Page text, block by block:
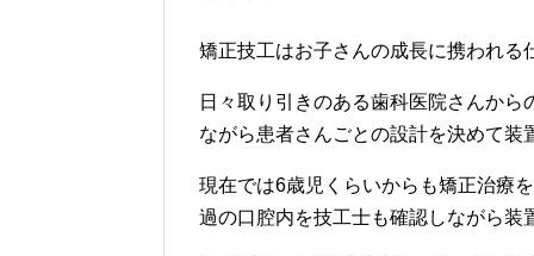
矯正技工はお子さんの成長に携われる
日々取り引きのある歯科医院さんか
ながら患者さんごとの設計を決めて装
現在では6歳児くらいからも矯正治療
過の口腔内を技工士も確認しながら装